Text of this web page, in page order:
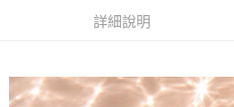
每筆NT$85，滿NT$499(含以上)免運費
每筆NT$85，滿NT$499(含以上)免運費
詳細說明